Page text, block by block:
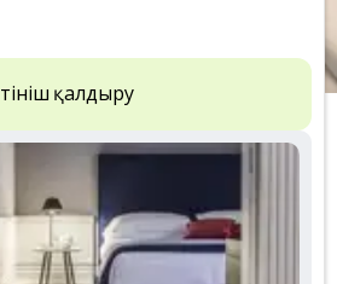
Өтініш қалдыру